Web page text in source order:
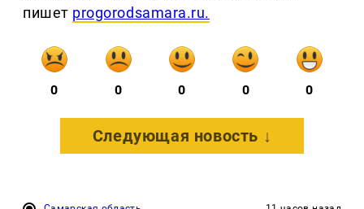
пишет progorodsamara.ru.
0 0 0 0 0
Следующая новость ↓